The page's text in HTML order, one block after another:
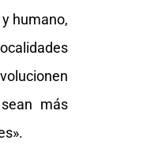
humano,
más